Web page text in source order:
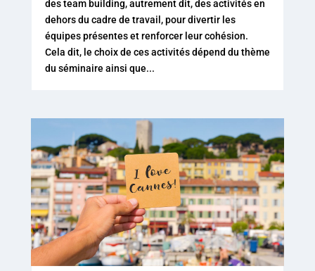
des team building, autrement dit, des activités en
dehors du cadre de travail, pour divertir les
équipes présentes et renforcer leur cohésion.
Cela dit, le choix de ces activités dépend du thème
du séminaire ainsi que...